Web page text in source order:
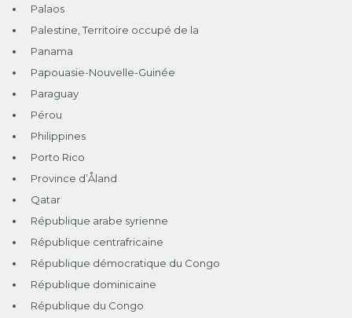
Palaos
Palestine, Territoire occupé de la
Panama
Papouasie-Nouvelle-Guinée
Paraguay
Pérou
Philippines
Porto Rico
Province d’Åland
Qatar
République arabe syrienne
République centrafricaine
République démocratique du Congo
République dominicaine
République du Congo